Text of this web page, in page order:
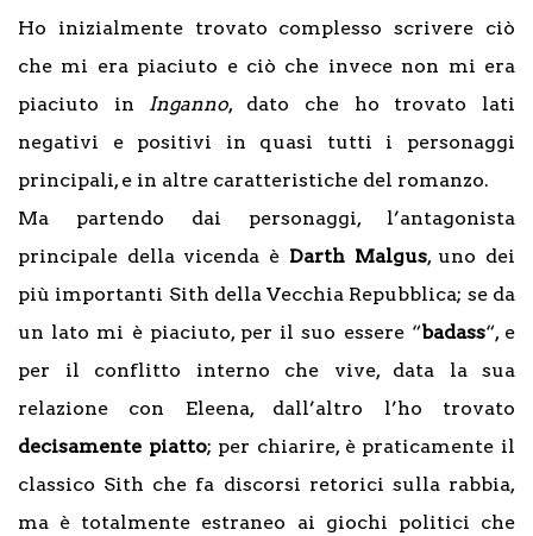
Ho inizialmente trovato complesso scrivere ciò
che mi era piaciuto e ciò che invece non mi era
piaciuto in Inganno, dato che ho trovato lati
negativi e positivi in quasi tutti i personaggi
principali, e in altre caratteristiche del romanzo.
Ma partendo dai personaggi, l’antagonista
principale della vicenda è Darth Malgus, uno dei
più importanti Sith della Vecchia Repubblica; se da
un lato mi è piaciuto, per il suo essere “badass“, e
per il conflitto interno che vive, data la sua
relazione con Eleena, dall’altro l’ho trovato
decisamente piatto; per chiarire, è praticamente il
classico Sith che fa discorsi retorici sulla rabbia,
ma è totalmente estraneo ai giochi politici che